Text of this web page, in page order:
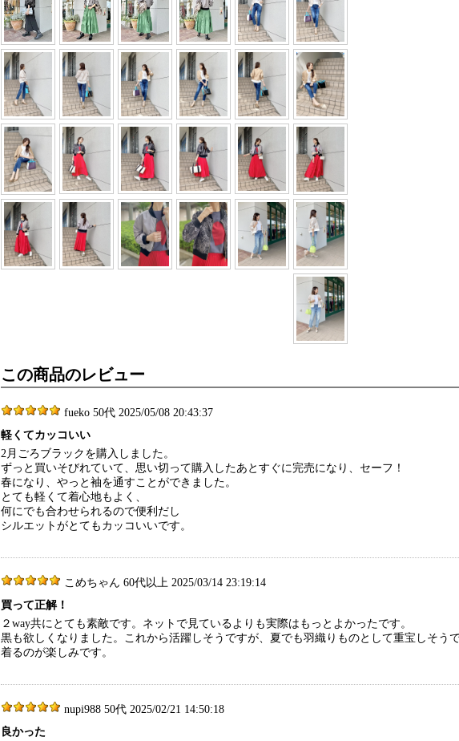
この商品のレビュー
fueko 50代 2025/05/08 20:43:37
軽くてカッコいい
2月ごろブラックを購入しました。
ずっと買いそびれていて、思い切って購入したあとすぐに完売になり、セーフ！
春になり、やっと袖を通すことができました。
とても軽くて着心地もよく、
何にでも合わせられるので便利だし
シルエットがとてもカッコいいです。
こめちゃん 60代以上 2025/03/14 23:19:14
買って正解！
２way共にとても素敵です。ネットで見ているよりも実際はもっとよかったです。
黒も欲しくなりました。これから活躍しそうですが、夏でも羽織りものとして重宝しそう
着るのが楽しみです。
nupi988 50代 2025/02/21 14:50:18
良かった